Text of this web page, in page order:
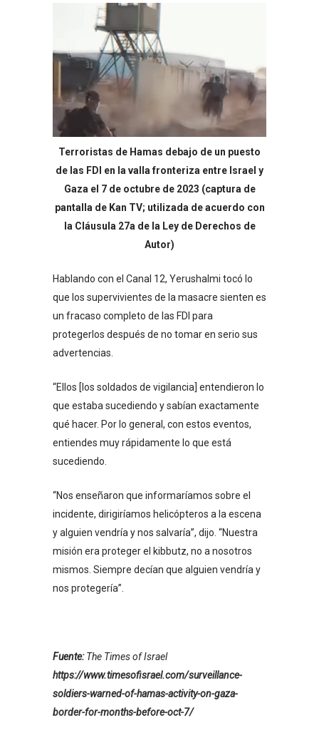
Terroristas de Hamas debajo de un puesto
de las FDI en la valla fronteriza entre Israel y
Gaza el 7 de octubre de 2023 (captura de
pantalla de Kan TV; utilizada de acuerdo con
la Cláusula 27a de la Ley de Derechos de
Autor)
Hablando con el Canal 12, Yerushalmi tocó lo
que los supervivientes de la masacre sienten es
un fracaso completo de las FDI para
protegerlos después de no tomar en serio sus
advertencias.
“Ellos [los soldados de vigilancia] entendieron lo
que estaba sucediendo y sabían exactamente
qué hacer. Por lo general, con estos eventos,
entiendes muy rápidamente lo que está
sucediendo.
“Nos enseñaron que informaríamos sobre el
incidente, dirigiríamos helicópteros a la escena
y alguien vendría y nos salvaría”, dijo. “Nuestra
misión era proteger el kibbutz, no a nosotros
mismos. Siempre decían que alguien vendría y
nos protegería”.
Fuente:The Times of Israel
https://www.timesofisrael.com/surveillance-
soldiers-warned-of-hamas-activity-on-gaza-
border-for-months-before-oct-7/